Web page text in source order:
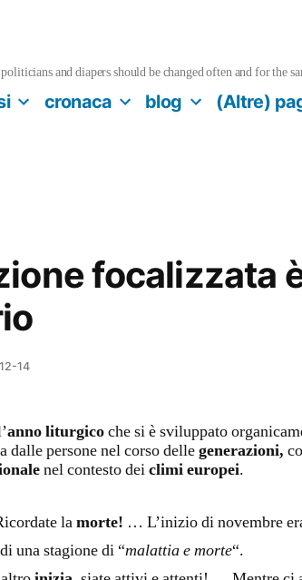
and diapers should be changed often and for the
cronaca blog (Altre)
focalizzata
14
anno liturgicoche si è sviluppato
dalle persone nel corso dellegenerazioni,
nel contesto deiclimi europei.
lamorte! … L’inizio di novembre
una stagione di “malattia e morte“.